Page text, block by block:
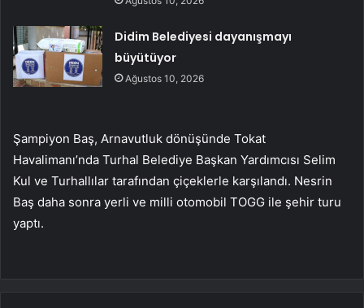
Didim Belediyesi dayanışmayı
büyütüyor
Ağustos 10, 2026
Şampiyon Baş, Arnavutluk dönüşünde Tokat
Havalimanı’nda Turhal Belediye Başkan Yardımcısı Selim
Kul ve Turhallılar tarafından çiçeklerle karşılandı. Nesrin
Baş daha sonra yerli ve milli otomobil TOGG ile şehir turu
yaptı.